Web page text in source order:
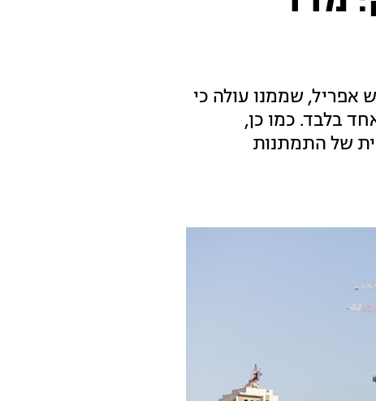
שממנו עולה כי
עלה בב-1.1% תוך חודש אחד בלבד. כמו כן,
למגמה העולמית של התמתנות